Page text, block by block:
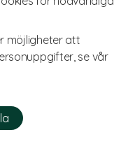
möjligheter att
se vår